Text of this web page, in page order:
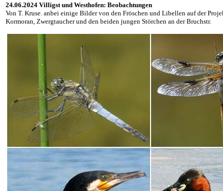
24.06.2024 Villigst und Westhofen: Beobachtungen
Von T. Kruse. anbei einige Bilder von den Fröschen und Libellen auf der
Kormoran, Zwergtaucher und den beiden jungen Störchen an der Bruchstr.